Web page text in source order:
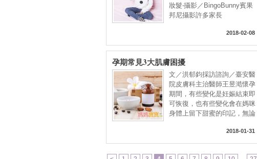
妝髮‧攝影／BingoBunny賓果
邦尼攝影許多家長
2018-02-08
孕期常見3大肌膚困擾
文／洪郁鈞採訪諮詢／臺安醫
院皮膚科主治醫師王昱澔懷孕
期間，有些變化是妊娠結束即
可恢復，也有些變化會在媽咪
身體上留下甜蜜的印記，無論
2018-01-31